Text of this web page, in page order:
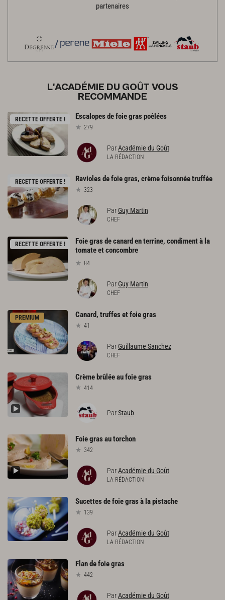
partenaires
L'ACADÉMIE DU GOÛT VOUS
RECOMMANDE
RECETTE OFFERTE ! Escalopesdefoiegraspoêlées
279
ParAcadémie du Goût
LA RÉDACTION
RECETTE OFFERTE ! Raviolesdefoiegras, crèmefoisonnéetruffée
323
ParGuy Martin
CHEF
RECETTE OFFERTE !
Foie gras de canard en terrine, condiment à la
tomate et concombre
84
ParGuy Martin
CHEF
PREMIUM Canard, truffesetfoiegras
41
ParGuillaume Sanchez
CHEF
Crème brûléeaufoiegras
414
ParStaub
Foiegrasautorchon
342
ParAcadémie du Goût
LA RÉDACTION
Sucettesdefoiegrasà lapistache
139
ParAcadémie du Goût
LA RÉDACTION
Flandefoiegras
442
ParAcadémie du Goût